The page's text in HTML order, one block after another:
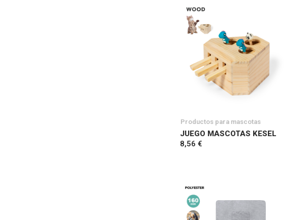
Productos para mascotas
JUEGO MASCOTAS KESEL
8,56 €